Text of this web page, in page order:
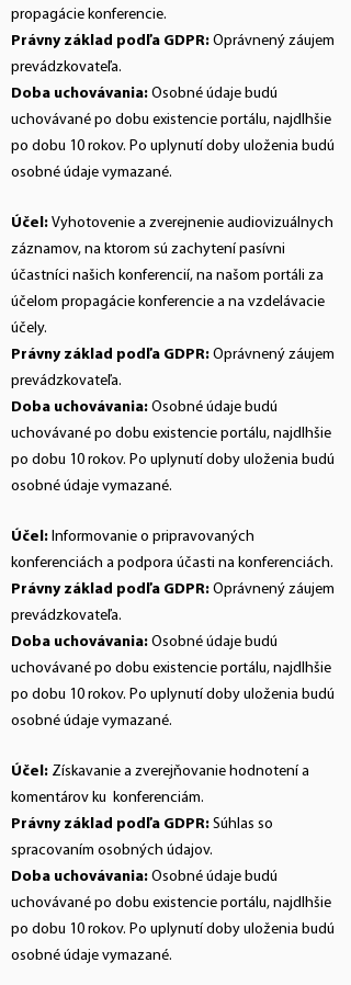
propagácie konferencie.
Právny základ podľa GDPR: Oprávnený záujem
prevádzkovateľa.
Doba uchovávania: Osobné údaje budú
uchovávané po dobu existencie portálu, najdlhšie
po dobu 10 rokov. Po uplynutí doby uloženia budú
osobné údaje vymazané.
Účel: Vyhotovenie a zverejnenie audiovizuálnych
záznamov, na ktorom sú zachytení pasívni
účastníci našich konferencií, na našom portáli za
účelom propagácie konferencie a na vzdelávacie
účely.
Právny základ podľa GDPR: Oprávnený záujem
prevádzkovateľa.
Doba uchovávania: Osobné údaje budú
uchovávané po dobu existencie portálu, najdlhšie
po dobu 10 rokov. Po uplynutí doby uloženia budú
osobné údaje vymazané.
Účel: Informovanie o pripravovaných
konferenciách a podpora účasti na konferenciách.
Právny základ podľa GDPR: Oprávnený záujem
prevádzkovateľa.
Doba uchovávania: Osobné údaje budú
uchovávané po dobu existencie portálu, najdlhšie
po dobu 10 rokov. Po uplynutí doby uloženia budú
osobné údaje vymazané.
Účel: Získavanie a zverejňovanie hodnotení a
komentárov ku konferenciám.
Právny základ podľa GDPR: Súhlas so
spracovaním osobných údajov.
Doba uchovávania: Osobné údaje budú
uchovávané po dobu existencie portálu, najdlhšie
po dobu 10 rokov. Po uplynutí doby uloženia budú
osobné údaje vymazané.